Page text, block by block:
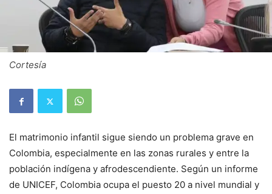
Cortesía
El matrimonio infantil sigue siendo un problema grave en
Colombia, especialmente en las zonas rurales y entre la
población indígena y afrodescendiente. Según un informe
de UNICEF, Colombia ocupa el puesto 20 a nivel mundial y